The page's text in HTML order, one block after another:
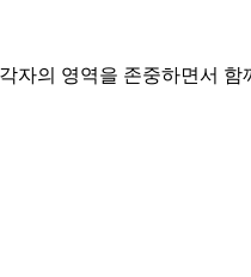
의 영역을 존중하면서